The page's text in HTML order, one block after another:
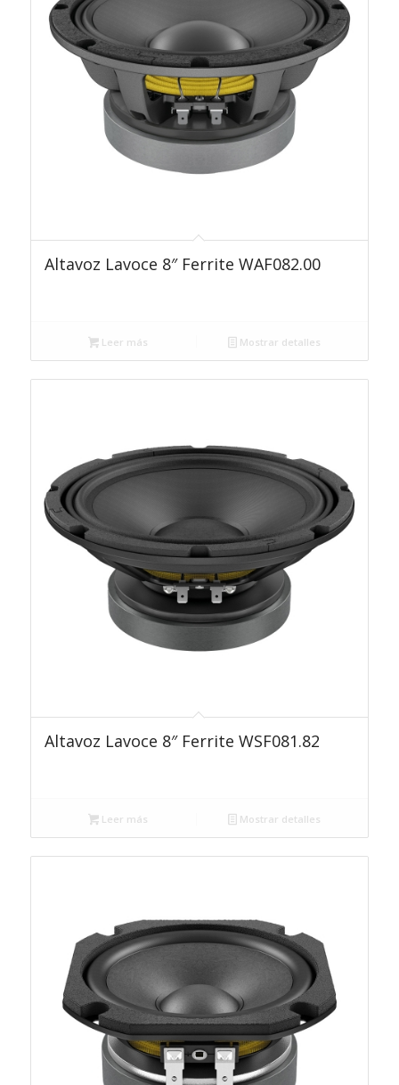
Altavoz Lavoce 8″ Ferrite WAF082.00
Leer más Mostrar detalles
Altavoz Lavoce 8″ Ferrite WSF081.82
Leer más Mostrar detalles